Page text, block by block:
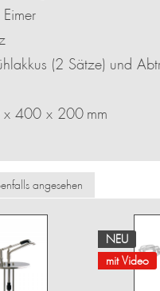
(2 Sätze) und
400 x 200 mm
angesehen
NEU
mit Video